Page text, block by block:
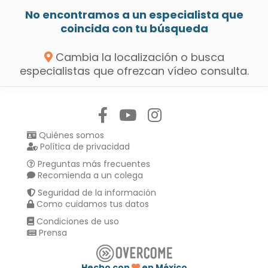
No encontramos a un especialista que
coincida con tu búsqueda
Cambia la localización o busca
especialistas que ofrezcan vídeo consulta.
Quiénes somos
Política de privacidad
Preguntas más frecuentes
Recomienda a un colega
Seguridad de la información
Como cuidamos tus datos
Condiciones de uso
Prensa